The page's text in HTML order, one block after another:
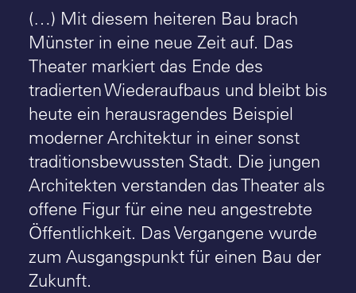
(…) Mit diesem heiteren Bau brach
Münster in eine neue Zeit auf. Das
Theater markiert das Ende des
tradierten Wiederaufbaus und bleibt bis
heute ein herausragendes Beispiel
moderner Architektur in einer sonst
traditionsbewussten Stadt. Die jungen
Architekten verstanden das Theater als
offene Figur für eine neu angestrebte
Öffentlichkeit. Das Vergangene wurde
zum Ausgangspunkt für einen Bau der
Zukunft.